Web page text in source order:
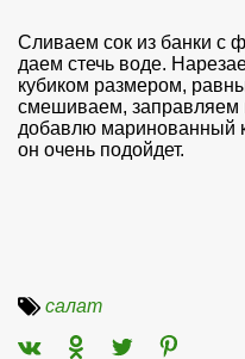
Сливаем сок из банки с
даем стечь воде.
кубиком размером,
смешиваем,
добавлю маринованный
он очень подойдет.
салат